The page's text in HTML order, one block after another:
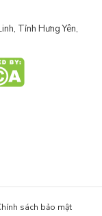
Tỉnh Hưng Yên,
sách bảo mật